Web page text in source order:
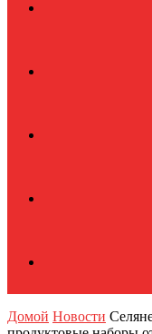
Домой Новости